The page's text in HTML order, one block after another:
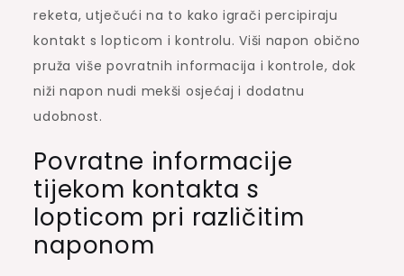
reketa, utječući na to kako igrači percipiraju
kontakt s lopticom i kontrolu. Viši napon obično
pruža više povratnih informacija i kontrole, dok
niži napon nudi mekši osjećaj i dodatnu
udobnost.
Povratne informacije
tijekom kontakta s
lopticom pri različitim
naponom